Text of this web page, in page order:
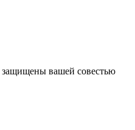
вашей совестью